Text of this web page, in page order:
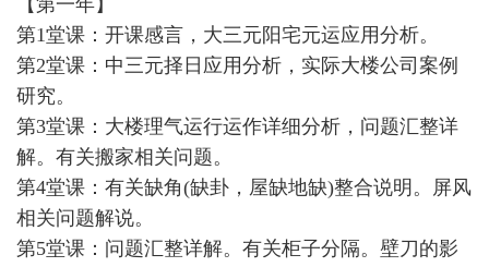
【第一年】
第1堂课：开课感言，大三元阳宅元运应用分析。
第2堂课：中三元择日应用分析，实际大楼公司案例
研究。
第3堂课：大楼理气运行运作详细分析，问题汇整详
解。有关搬家相关问题。
第4堂课：有关缺角(缺卦，屋缺地缺)整合说明。屏风
相关问题解说。
第5堂课：问题汇整详解。有关柜子分隔。壁刀的影